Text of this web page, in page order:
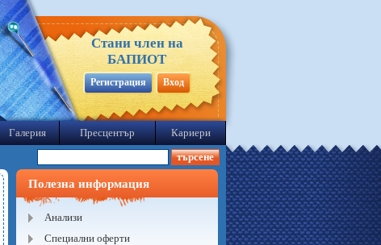
Стани член на
БАПИОТ
Регистрация Вход
Галерия Пресцентър Кариери
Полезна информация
Анализи
Специални оферти